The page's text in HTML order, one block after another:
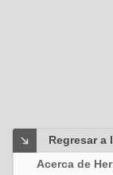
Regresar a
Acerca de